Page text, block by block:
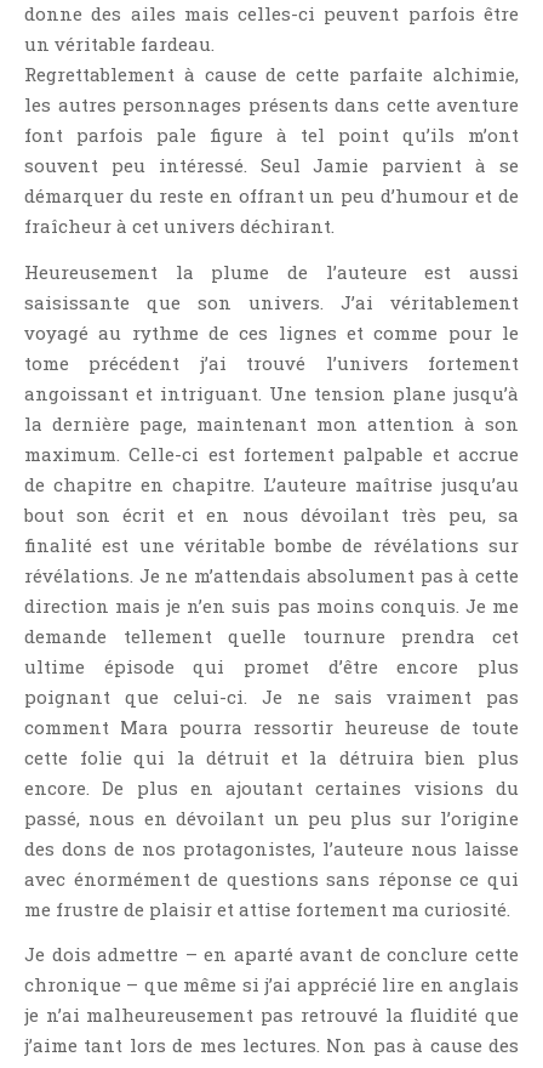
donne des ailes mais celles-ci peuvent parfois être
un véritable fardeau.
Regrettablement à cause de cette parfaite alchimie,
les autres personnages présents dans cette aventure
font parfois pale figure à tel point qu’ils m’ont
souvent peu intéressé. Seul Jamie parvient à se
démarquer du reste en offrant un peu d’humour et de
fraîcheur à cet univers déchirant.
Heureusement la plume de l’auteure est aussi
saisissante que son univers. J’ai véritablement
voyagé au rythme de ces lignes et comme pour le
tome précédent j’ai trouvé l’univers fortement
angoissant et intriguant. Une tension plane jusqu’à
la dernière page, maintenant mon attention à son
maximum. Celle-ci est fortement palpable et accrue
de chapitre en chapitre. L’auteure maîtrise jusqu’au
bout son écrit et en nous dévoilant très peu, sa
finalité est une véritable bombe de révélations sur
révélations. Je ne m’attendais absolument pas à cette
direction mais je n’en suis pas moins conquis. Je me
demande tellement quelle tournure prendra cet
ultime épisode qui promet d’être encore plus
poignant que celui-ci. Je ne sais vraiment pas
comment Mara pourra ressortir heureuse de toute
cette folie qui la détruit et la détruira bien plus
encore. De plus en ajoutant certaines visions du
passé, nous en dévoilant un peu plus sur l’origine
des dons de nos protagonistes, l’auteure nous laisse
avec énormément de questions sans réponse ce qui
me frustre de plaisir et attise fortement ma curiosité.
Je dois admettre – en aparté avant de conclure cette
chronique – que même si j’ai apprécié lire en anglais
je n’ai malheureusement pas retrouvé la fluidité que
j’aime tant lors de mes lectures. Non pas à cause des